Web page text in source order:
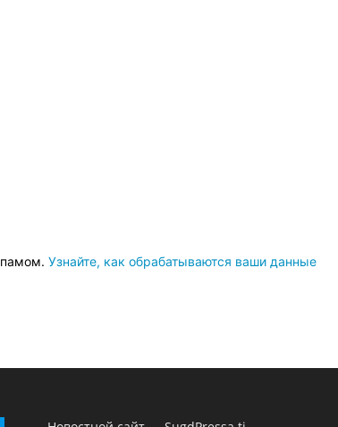
Узнайте, как обрабатываются ваши данные